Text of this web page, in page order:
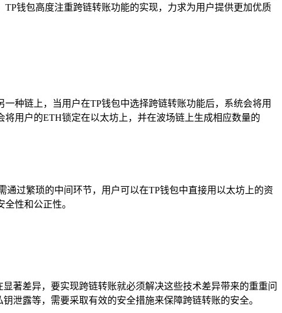
钱包高度注重跨链转账功能的实现，力求为用户提供更加优质
种链上，当用户在TP钱包中选择跨链转账功能后，系统会将用
用户的ETH锁定在以太坊上，并在波场链上生成相应数量的
过繁琐的中间环节，用户可以在TP钱包中直接用以太坊上的资
性和公正性。
著差异，要实现跨链转账就必须解决这些技术差异带来的重重问
泄露等，需要采取有效的安全措施来保障跨链转账的安全。